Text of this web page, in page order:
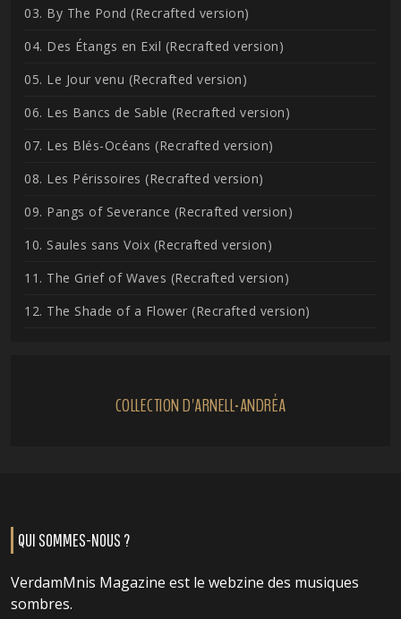
03. By The Pond (Recrafted version)
04. Des Étangs en Exil (Recrafted version)
05. Le Jour venu (Recrafted version)
06. Les Bancs de Sable (Recrafted version)
07. Les Blés-Océans (Recrafted version)
08. Les Périssoires (Recrafted version)
09. Pangs of Severance (Recrafted version)
10. Saules sans Voix (Recrafted version)
11. The Grief of Waves (Recrafted version)
12. The Shade of a Flower (Recrafted version)
COLLECTION D'ARNELL-ANDRÉA
QUI SOMMES-NOUS ?
VerdamMnis Magazine est le webzine des musiques
sombres.